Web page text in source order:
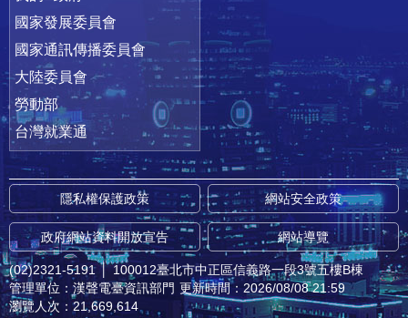
國家發展委員會
國家通訊傳播委員會
大陸委員會
勞動部
台灣就業通
隱私權保護政策 網站安全政策
政府網站資料開放宣告 網站導覽
(02)2321-5191 │ 100012臺北市中正區信義路一段3號五樓B棟
管理單位：漢聲電臺資訊部門 更新時間：2026/08/08 21:59
瀏覽人次：21,669,614